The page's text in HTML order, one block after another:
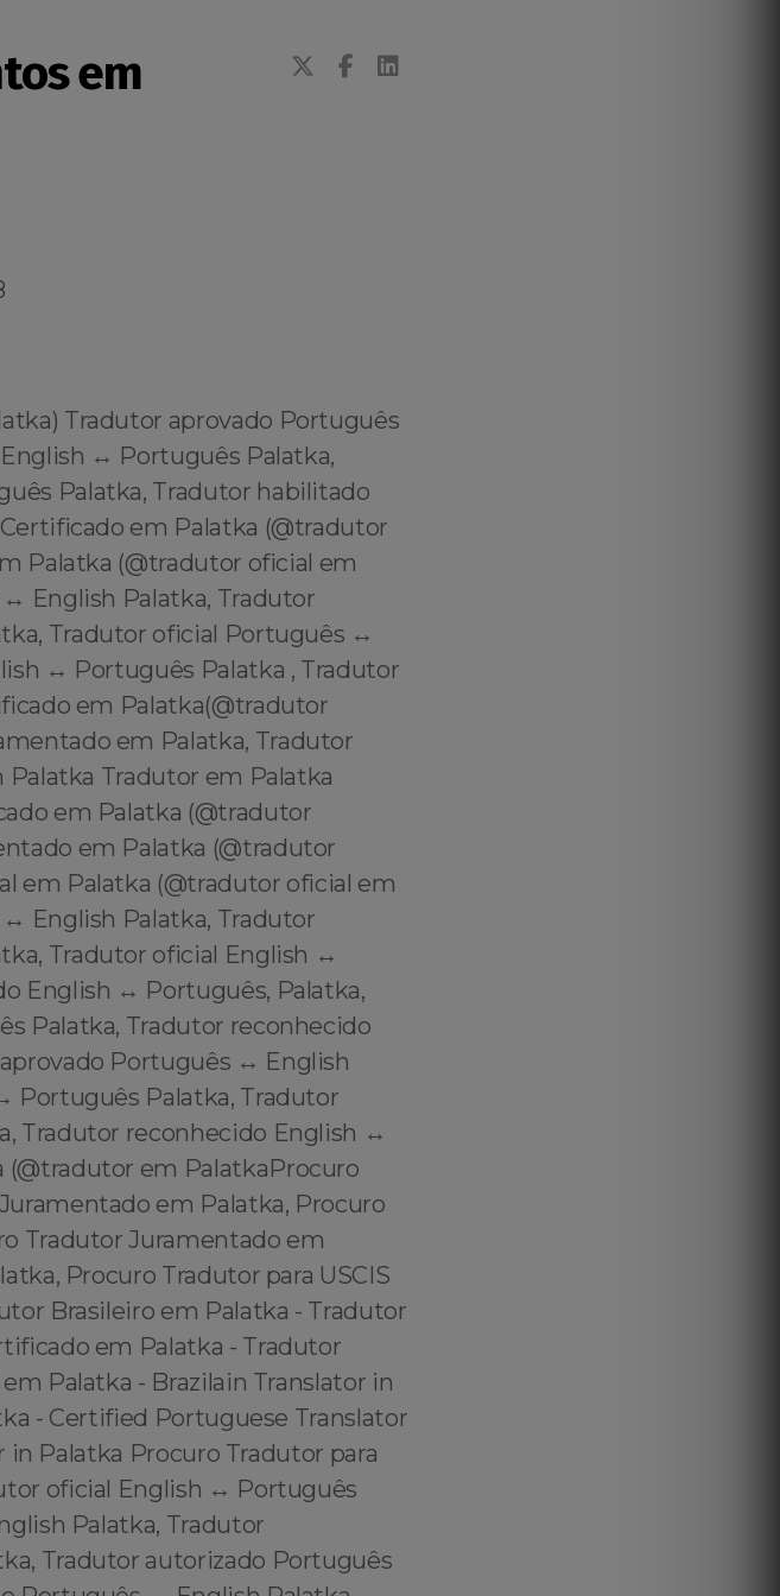
em
Tradutor aprovado Português
↔️ Português Palatka,
Palatka, Tradutor habilitado
em Palatka (@tradutor
Palatka (@tradutor oficial em
English Palatka, Tradutor
Tradutor oficial Português ↔️
↔️ Português Palatka , Tradutor
em Palatka(@tradutor
em Palatka, Tradutor
Tradutor em Palatka
em Palatka (@tradutor
em Palatka (@tradutor
em Palatka (@tradutor oficial em
English Palatka, Tradutor
Tradutor oficial English ↔️
English ↔️ Português, Palatka,
Palatka, Tradutor reconhecido
Português ↔️ English
Português Palatka, Tradutor
Tradutor reconhecido English ↔️
em PalatkaProcuro
em Palatka, Procuro
Tradutor Juramentado em
Procuro Tradutor para USCIS
Brasileiro em Palatka - Tradutor
em Palatka - Tradutor
Palatka - Brazilain Translator in
- Certified Portuguese Translator
Palatka Procuro Tradutor para
oficial English ↔️ Português
Palatka, Tradutor
Tradutor autorizado Português